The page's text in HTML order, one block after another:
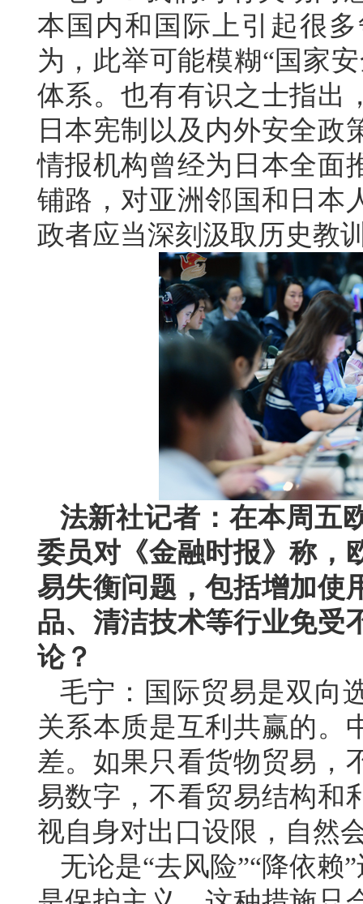
本国内和国际上引起很
为，此举可能模糊“国家
体系。也有有识之士指出
日本宪制以及内外安全政
情报机构曾经为日本全面
铺路，对亚洲邻国和日本
政者应当深刻汲取历史教
法新社记者：在本周五
委员对《金融时报》称，
易失衡问题，包括增加使
品、清洁技术等行业免受
论？
毛宁：国际贸易是双向
关系本质是互利共赢的。
差。如果只看货物贸易，
易数字，不看贸易结构和
视自身对出口设限，自然
无论是“去风险”“降依赖